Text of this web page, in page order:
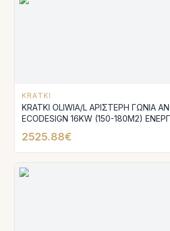
KRATKI
KRATKI OLIWIA/L ΑΡΙΣΤΕΡΗ ΓΩΝΙΑ
ECODESIGN 16KW (150-180M2)
2525.88€